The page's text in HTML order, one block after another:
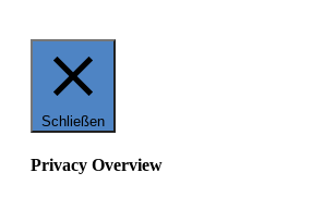
Schließen
Privacy Overview